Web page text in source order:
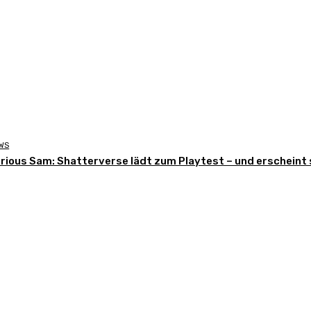
Sam: Shatterverse lädt zum Playtest – und erscheint